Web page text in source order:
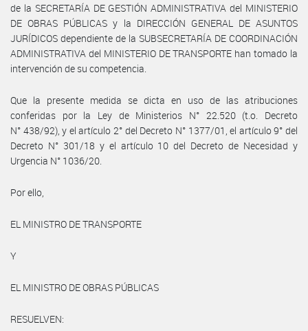
de la SECRETARÍA DE GESTIÓN ADMINISTRATIVA del MINISTERIO
DE OBRAS PÚBLICAS y la DIRECCIÓN GENERAL DE ASUNTOS
JURÍDICOS dependiente de la SUBSECRETARÍA DE COORDINACIÓN
ADMINISTRATIVA del MINISTERIO DE TRANSPORTE han tomado la
intervención de su competencia.
Que la presente medida se dicta en uso de las atribuciones
conferidas por la Ley de Ministerios N° 22.520 (t.o. Decreto
N° 438/92), y el artículo 2° del Decreto N° 1377/01, el artículo 9° del
Decreto N° 301/18 y el artículo 10 del Decreto de Necesidad y
Urgencia N° 1036/20.
Por ello,
EL MINISTRO DE TRANSPORTE
Y
EL MINISTRO DE OBRAS PÚBLICAS
RESUELVEN: